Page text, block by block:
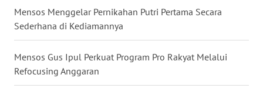
Mensos Menggelar Pernikahan Putri Pertama Secara
Sederhana di Kediamannya
Mensos Gus Ipul Perkuat Program Pro Rakyat Melalui
Refocusing Anggaran
WN
NUSANTARA
WN
JOGJA